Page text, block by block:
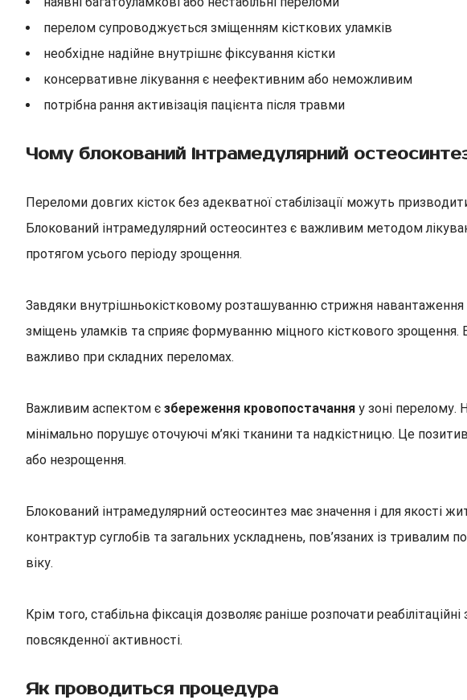
перелом супроводжується зміщенням кісткових уламків
необхідне надійне внутрішнє фіксування кістки
консервативне лікування є неефективним або неможливим
потрібна рання активізація пацієнта після травми
Чому блокований інтрамедулярний
Переломи довгих кісток без адекватної стабілізації можуть
Блокований інтрамедулярний остеосинтез є важливим методом
протягом усього періоду зрощення.
Завдяки внутрішньокістковому розташуванню стрижня навантаження
зміщень уламків та сприяє формуванню міцного кісткового
важливо при складних переломах.
Важливим аспектом є збереження кровопостачання у зоні перелому.
мінімально порушує оточуючі м’які тканини та надкістницю. Це
або незрощення.
Блокований інтрамедулярний остеосинтез має значення і для якості
контрактур суглобів та загальних ускладнень, пов’язаних із
віку.
Крім того, стабільна фіксація дозволяє раніше розпочати
повсякденної активності.
Як проводиться процедура